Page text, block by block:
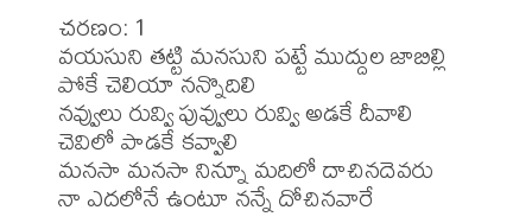
చరణం: 1
వయసుని తట్టి మనసుని పట్టే ముద్దుల జాబిల్లి
పోకే చెలియా నన్నొదిలి
నవ్వులు రువ్వి పువ్వులు రువ్వి అడకే దీవాలి
చెవిలో పాడకే కవ్వాలి
మనసా మనసా నిన్నూ మదిలో దాచినదెవరు
నా ఎదలోనే ఉంటూ నన్నే దోచినవారే